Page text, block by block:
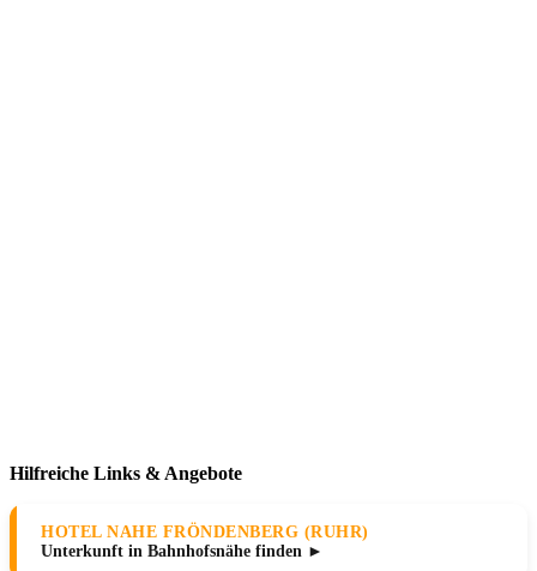
Hilfreiche Links & Angebote
HOTEL NAHE FRÖNDENBERG (RUHR)
Unterkunft in Bahnhofsnähe finden ►